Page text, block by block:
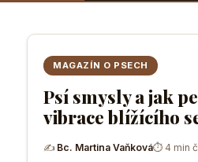
MAGAZÍN O PSECH
Psí smysly a jak
vibrace blížícího
✍ Bc. Martina Vaňková⏱ 4 min